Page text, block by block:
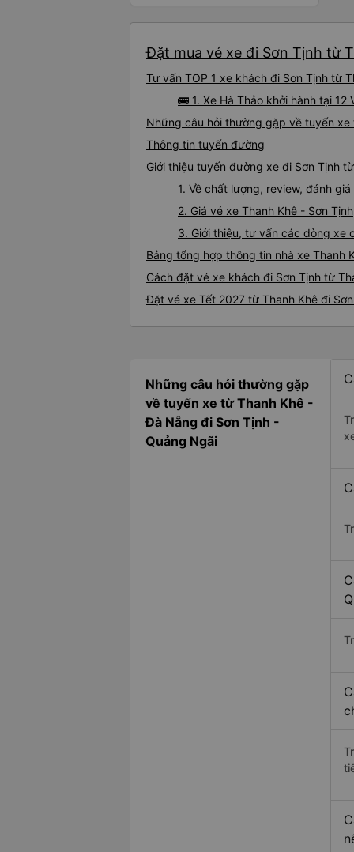
Đặt mua vé xe đi Sơn Tịnh từ
Tư vấn TOP 1 xe khách đi Sơn Tịnh từ
🚌 1. Xe Hà Thảo khởi hành tại 12
Những câu hỏi thường gặp về tuyến xe
Thông tin tuyến đường
Giới thiệu tuyến đường xe đi Sơn Tịnh
1. Về chất lượng, review, đánh
2. Giá vé xe Thanh Khê - Sơn Tịnh
3. Giới thiệu, tư vấn các dòng xe
Bảng tổng hợp thông tin nhà xe Thanh
Cách đặt vé xe khách đi Sơn Tịnh từ
Đặt vé xe Tết 2027 từ Thanh Khê đi
Những câu hỏi thường gặp
về tuyến xe từ Thanh Khê -
Đà Nẵng đi Sơn Tịnh -
Quảng Ngãi